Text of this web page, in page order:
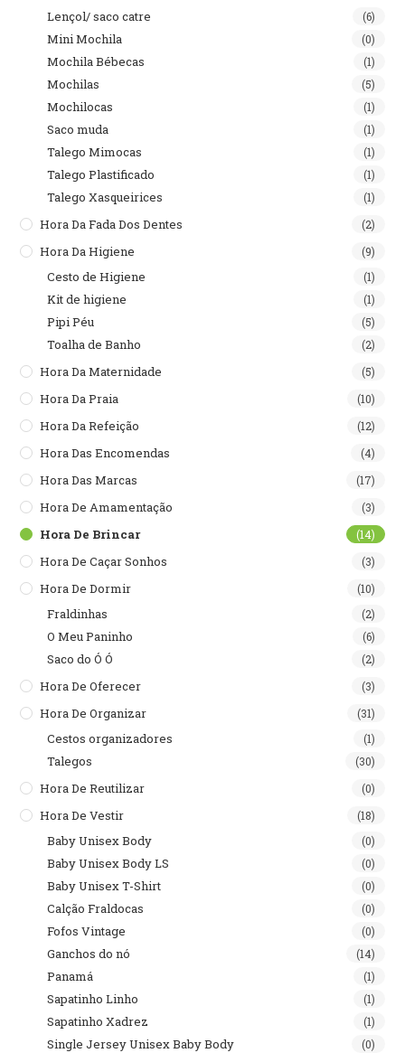
Lençol/ saco catre (6)
Mini Mochila (0)
Mochila Bébecas (1)
Mochilas (5)
Mochilocas (1)
Saco muda (1)
Talego Mimocas (1)
Talego Plastificado (1)
Talego Xasqueirices (1)
Hora Da Fada Dos Dentes (2)
Hora Da Higiene (9)
Cesto de Higiene (1)
Kit de higiene (1)
Pipi Péu (5)
Toalha de Banho (2)
Hora Da Maternidade (5)
Hora Da Praia (10)
Hora Da Refeição (12)
Hora Das Encomendas (4)
Hora Das Marcas (17)
Hora De Amamentação (3)
Hora De Brincar (14)
Hora De Caçar Sonhos (3)
Hora De Dormir (10)
Fraldinhas (2)
O Meu Paninho (6)
Saco do Ó Ó (2)
Hora De Oferecer (3)
Hora De Organizar (31)
Cestos organizadores (1)
Talegos (30)
Hora De Reutilizar (0)
Hora De Vestir (18)
Baby Unisex Body (0)
Baby Unisex Body LS (0)
Baby Unisex T-Shirt (0)
Calção Fraldocas (0)
Fofos Vintage (0)
Ganchos do nó (14)
Panamá (1)
Sapatinho Linho (1)
Sapatinho Xadrez (1)
Single Jersey Unisex Baby Body (0)